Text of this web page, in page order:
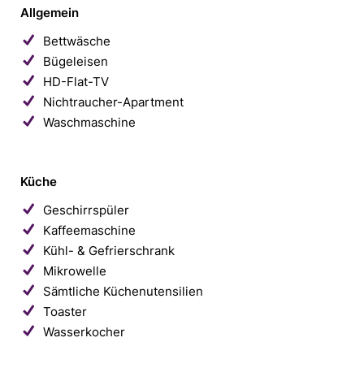
Allgemein
Bettwäsche
Bügeleisen
HD-Flat-TV
Nichtraucher-Apartment
Waschmaschine
Küche
Geschirrspüler
Kaffeemaschine
Kühl- & Gefrierschrank
Mikrowelle
Sämtliche Küchenutensilien
Toaster
Wasserkocher